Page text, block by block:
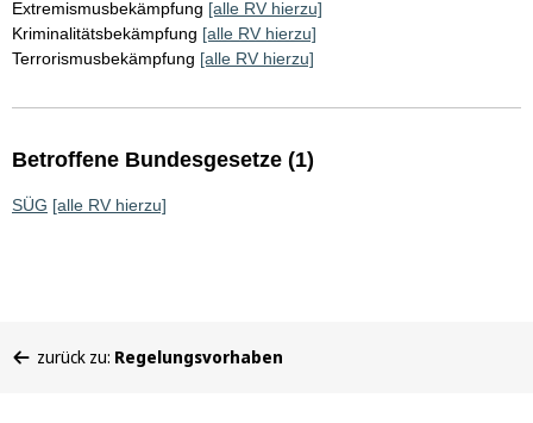
Extremismusbekämpfung [alle RV hierzu]
Kriminalitätsbekämpfung [alle RV hierzu]
Terrorismusbekämpfung [alle RV hierzu]
Betroffene Bundesgesetze (1)
SÜG [alle RV hierzu]
befinden
zurück zu: Regelungsvorhaben